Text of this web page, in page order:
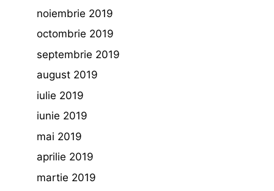
noiembrie 2019
octombrie 2019
septembrie 2019
august 2019
iulie 2019
iunie 2019
mai 2019
aprilie 2019
martie 2019